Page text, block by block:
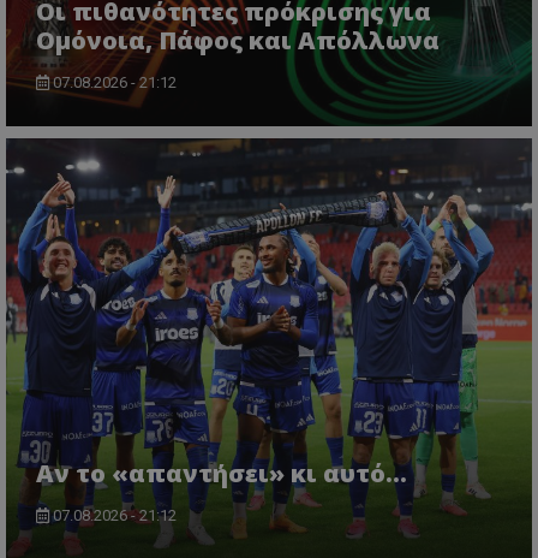
Οι πιθανότητες πρόκρισης για
Ομόνοια, Πάφος και Απόλλωνα
07.08.2026 - 21:12
Αν το «απαντήσει» κι αυτό...
07.08.2026 - 21:12